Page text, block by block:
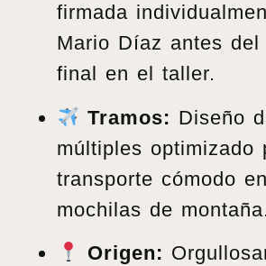
firmada
Mario Díaz antes del
final en el taller.
Tramos: Diseño
múltiples optimizado
transporte cómodo
mochilas de
Origen: